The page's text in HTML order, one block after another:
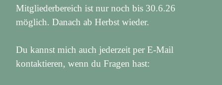
Mitgliederbereich ist nur noch bis 30.6.26
möglich. Danach ab Herbst wieder.
Du kannst mich auch jederzeit per E-Mail
kontaktieren, wenn du Fragen hast: